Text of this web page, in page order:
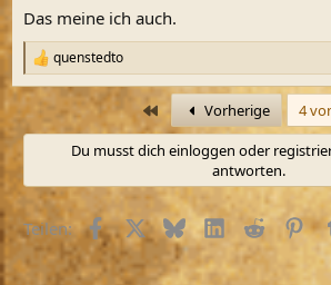
:
Das meine ich auch.
R
e
t
n
e
n
quenstedto
Erste Vorherige
4
Du musst dich einloggen oder
antworten.
Teilen: FacebookX (Twitter)
BlueskyLinkedIn
Reddit